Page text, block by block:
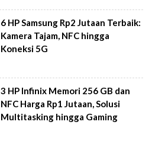
6 HP Samsung Rp2 Jutaan Terbaik:
Kamera Tajam, NFC hingga
Koneksi 5G
3 HP Infinix Memori 256 GB dan
NFC Harga Rp1 Jutaan, Solusi
Multitasking hingga Gaming